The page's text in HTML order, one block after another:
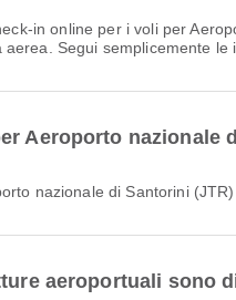
Segui semplicemente
Aeroporto nazionale
nazionale di Santorini
aeroportuali sono